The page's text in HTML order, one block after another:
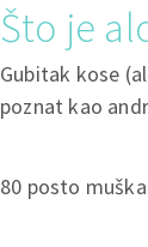
Što je
Gubitak kose
poznat kao
80 posto